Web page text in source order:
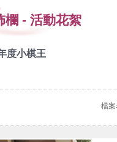
欄 - 活動花絮
度小棋王
檔